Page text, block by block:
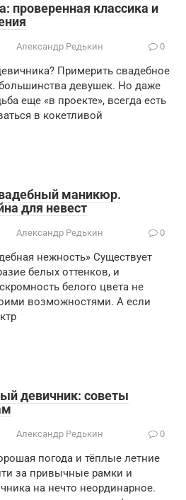
проверенная классика и
Александр Редькин 0
Примерить свадебное
девушек. Но даже
еще «в проекте», всегда есть
в кокетливой
маникюр.
для невест
Александр Редькин 0
нежность» Существует
белых оттенков, и
белого цвета не
возможностями. А если
девичник: советы
Александр Редькин 0
погода и тёплые летние
за привычные рамки и
на нечто неординарное.